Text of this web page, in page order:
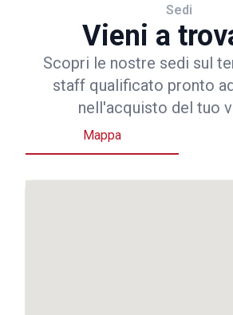
Sedi
Vieni a
Scopri le nostre sedi sul
staff qualificato pronto
nell'acquisto del tuo
Mappa